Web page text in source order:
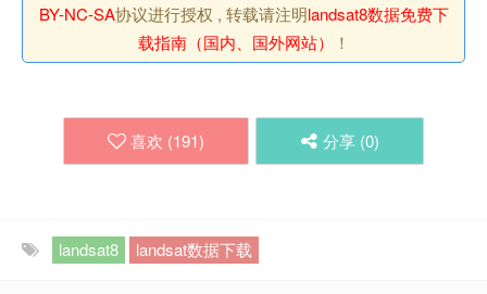
BY-NC-SA协议进行授权 , 转载请注明landsat8数据免费下
载指南（国内、国外网站）
！
喜欢 (191) 分享 (0)
landsat8 landsat数据下载